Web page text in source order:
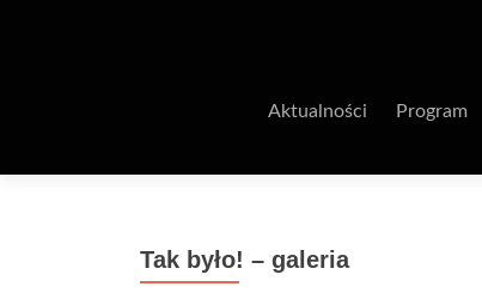
Aktualności Program
Tak było! – galeria